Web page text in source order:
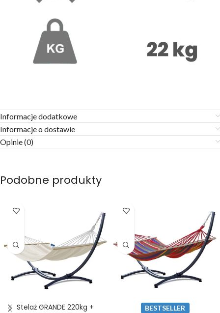
Informacje dodatkowe
Informacje o dostawie
Opinie (0)
Podobne produkty
Stelaż GRANDE 220kg +
BESTSELLER